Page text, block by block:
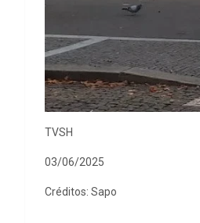
TVSH
03/06/2025
Créditos: Sapo